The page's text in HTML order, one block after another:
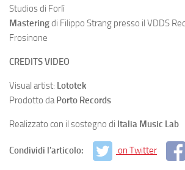
Studios di Forlì
Masteringdi Filippo Strang presso il VDDS
Frosinone
CREDITS VIDEO
Visual artist: Lototek
Prodotto daPorto Records
Realizzato con il sostegno di Italia Music Lab
Condividi l'articolo: on Twitter